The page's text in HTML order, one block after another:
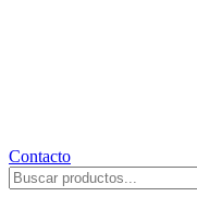
Contacto